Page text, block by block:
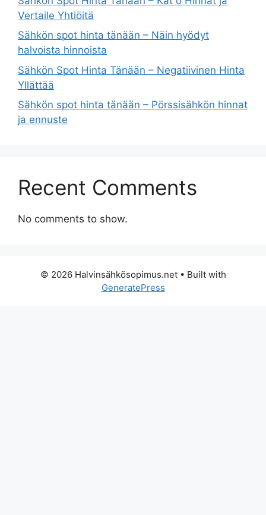
Vertaile Yhtiöitä
Sähkön spot hinta tänään – Näin hyödyt
halvoista hinnoista
Sähkön Spot Hinta Tänään – Negatiivinen Hinta
Yllättää
Sähkön spot hinta tänään – Pörssisähkön hinnat
ja ennuste
Recent Comments
No comments to show.
© 2026 Halvinsähkösopimus.net• Built with
GeneratePress